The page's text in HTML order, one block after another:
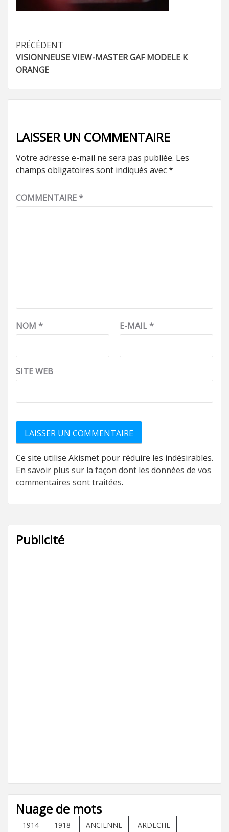
Navigation
d’article
PRÉCÉDENT
VISIONNEUSE VIEW-MASTER GAF MODELE K
ORANGE
LAISSER UN COMMENTAIRE
Votre adresse e-mail ne sera pas publiée. Les
champs obligatoires sont indiqués avec*
COMMENTAIRE*
NOM * E-MAIL*
SITE WEB
Ce site utilise Akismet pour réduire les indésirables.
En savoir plus sur la façon dont les données de vos
commentaires sont traitées.
Publicité
Nuage de mots
1914 1918 ANCIENNE ARDECHE